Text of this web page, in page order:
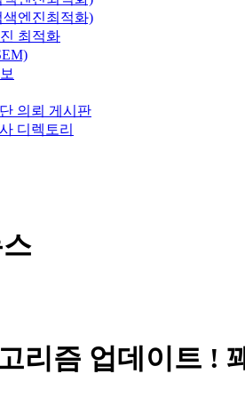
색엔진최적화)
최적화
의뢰 게시판
디렉토리
리즘 업데이트 !